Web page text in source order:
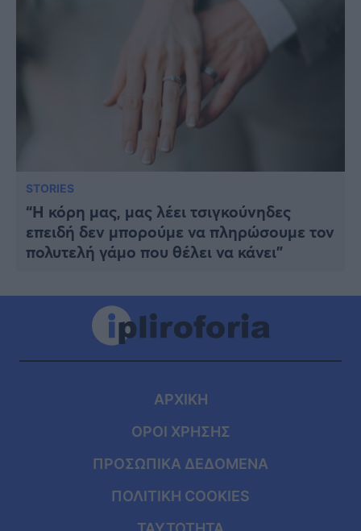
STORIES
“Η κόρη μας, μας λέει τσιγκούνηδες
επειδή δεν μπορούμε να πληρώσουμε τον
πολυτελή γάμο που θέλει να κάνει”
ΑΡΧΙΚΗ
ΟΡΟΙ ΧΡΗΣΗΣ
ΠΡΟΣΩΠΙΚΑ ΔΕΔΟΜΕΝΑ
ΠΟΛΙΤΙΚΗ COOKIES